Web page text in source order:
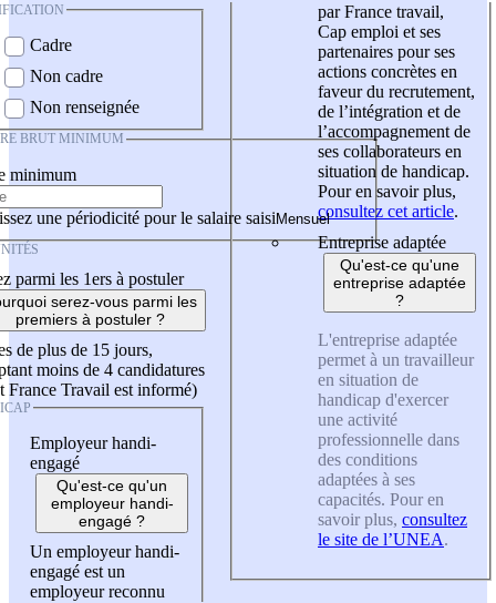
Cadre
Non cadre
Non renseignée
BRUT MINIMUM
minimum
une périodicité pour le salaire saisi
parmi les 1ers à postuler
serez-vous parmi les
premiers à postuler ?
de plus de 15 jours,
moins de 4 candidatures
France Travail est informé)
Employeur handi-
engagé
Qu'est-ce qu'un
employeur handi-
engagé ?
Un employeur handi-
engagé est un
employeur reconnu
par France travail,
Cap emploi et ses
partenaires pour ses
actions concrètes en
faveur du recrutement,
de l’intégration et de
l’accompagnement de
ses collaborateurs en
situation de handicap.
Pour en savoir plus,
consultez cet article.
Entreprise adaptée
Qu'est-ce qu'une
entreprise adaptée
?
L'entreprise adaptée
permet à un travailleur
en situation de
handicap d'exercer
une activité
professionnelle dans
des conditions
adaptées à ses
capacités. Pour en
savoir plus, consultez
le site de l’UNEA.